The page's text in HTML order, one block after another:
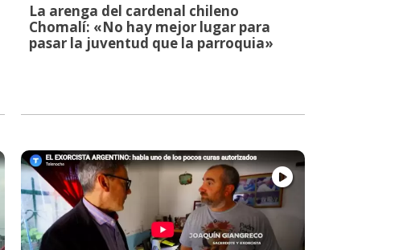
La arenga del cardenal chileno
Chomalí: «No hay mejor lugar para
pasar la juventud que la parroquia»